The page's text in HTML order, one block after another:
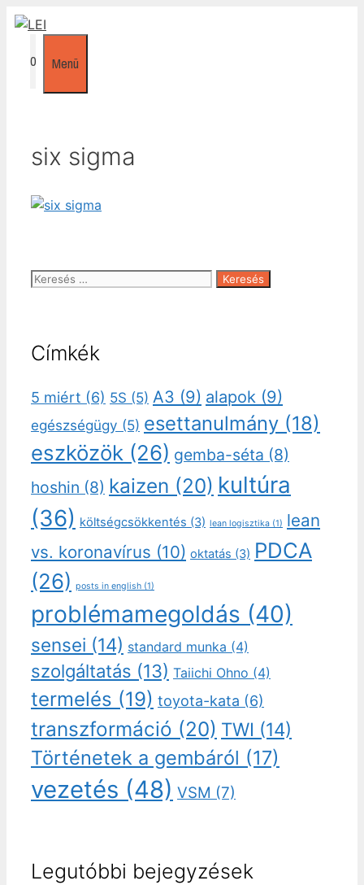
Kilépés
tartalomba
0 Menü
six sigma
Keresés:
Címkék
5 miért (6) 5S (5) A3 (9) alapok (9)
egészségügy (5) esettanulmány (18)
eszközök (26) gemba-séta (8)
hoshin (8) kaizen (20) kultúra
(36) költségcsökkentés (3) lean logisztika (1) lean
vs. koronavírus (10) oktatás (3) PDCA
(26) posts in english (1)
problémamegoldás (40)
sensei (14) standard munka (4)
szolgáltatás (13) Taiichi Ohno (4)
termelés (19) toyota-kata (6)
transzformáció (20) TWI (14)
Történetek a gembáról (17)
vezetés (48) VSM (7)
Legutóbbi bejegyzések